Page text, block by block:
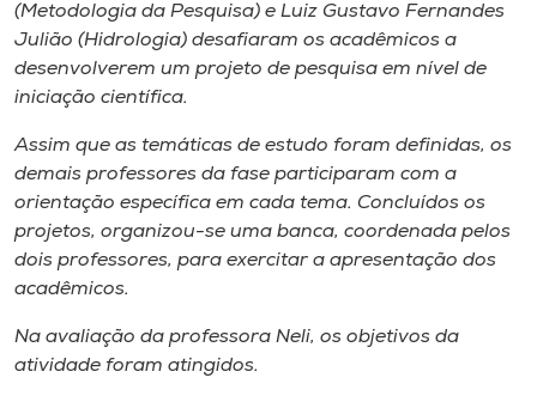
Selecione
o idioma
A+
A-
(Metodologia da Pesquisa) e Luiz Gustavo Fernandes
Julião (Hidrologia) desafiaram os acadêmicos a
desenvolverem um projeto de pesquisa em nível de
iniciação científica.
Assim que as temáticas de estudo foram definidas, os
demais professores da fase participaram com a
orientação específica em cada tema. Concluídos os
projetos, organizou-se uma banca, coordenada pelos
dois professores, para exercitar a apresentação dos
acadêmicos.
Na avaliação da professora Neli, os objetivos da
atividade foram atingidos.